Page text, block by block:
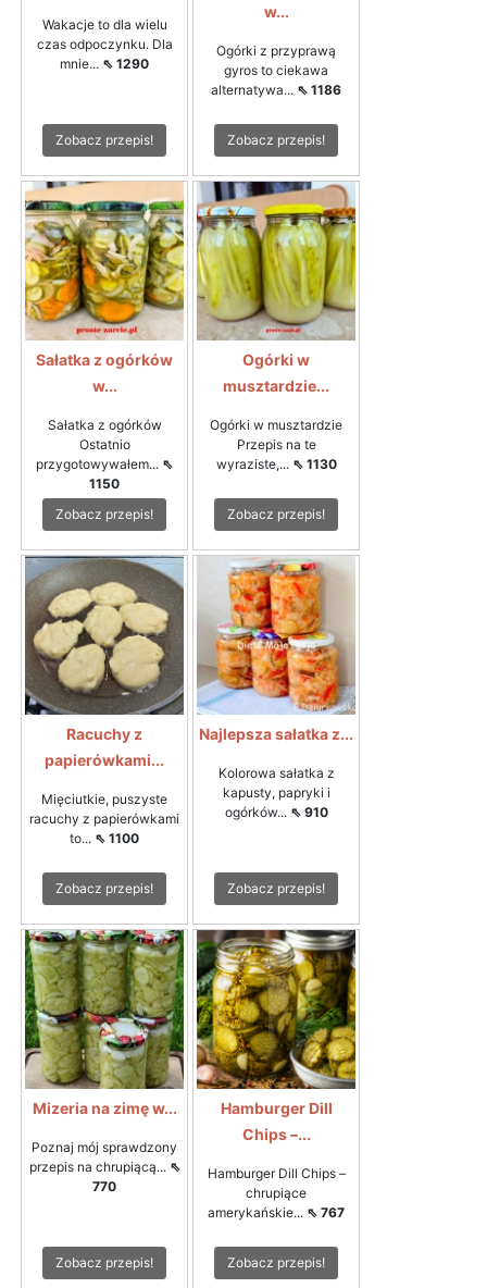
Wakacje to dla wielu
czas odpoczynku. Dla
mnie... ⇖ 1290
Zobacz przepis!
w...
Ogórki z przyprawą
gyros to ciekawa
alternatywa... ⇖ 1186
Zobacz przepis!
Sałatka z ogórków
w...
Sałatka z ogórków
Ostatnio
przygotowywałem... ⇖
1150
Zobacz przepis!
Ogórki w
musztardzie...
Ogórki w musztardzie
Przepis na te
wyraziste,... ⇖ 1130
Zobacz przepis!
Racuchy z
papierówkami...
Mięciutkie, puszyste
racuchy z papierówkami
to... ⇖ 1100
Zobacz przepis!
Najlepsza sałatka z...
Kolorowa sałatka z
kapusty, papryki i
ogórków... ⇖ 910
Zobacz przepis!
Mizeria na zimę w...
Poznaj mój sprawdzony
przepis na chrupiącą... ⇖
770
Zobacz przepis!
Hamburger Dill
Chips –...
Hamburger Dill Chips –
chrupiące
amerykańskie... ⇖ 767
Zobacz przepis!